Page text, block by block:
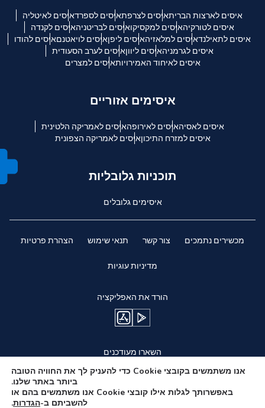
איסים לארצות הבריתאיסים לצרפתאיסים לספרדאיסים לאיטליה
איסים לטורקיהאיסים למקסיקואיסים לבריטניהאיסים לקנדה
איסים לתאילנדאיסים למלאזיהאיסים ליפןאיסים לויאטנםאיסים להודו
איסים לגרמניהאיסים ליווןאיסים לערב הסעודית
איסים לאיחוד האמירויותאיסים למצרים
איסימים אזוריים
איסים לאסיהאיסים לאירופהאיסים לאמריקה הלטינית
איסים למזרח התיכוןאיסים לאמריקה הצפונית
תוכניות גלובליות
איסימים גלובלים
מכשירים נתמכים צור קשר תנאי שימוש הצהרת פרטיות
מדיניות עוגיות
הורד את האפליקציה
השארו מעודכנים
אנו משתמשים בקובצי Cookie כדי להעניק לך את החוויה הטובה
ביותר באתר שלנו.
באפשרותך לגלות אילו קובצי Cookie אנו משתמשים בהם או
להשביתם ב-הגדרות.